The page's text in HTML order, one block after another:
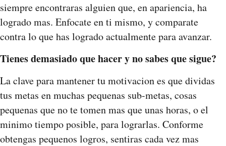
siempre encontraras alguien que, en apariencia, ha
logrado mas. Enfocate en ti mismo, y comparate
contra lo que has logrado actualmente para avanzar.
Tienes demasiado que hacer y no sabes que sigue?
La clave para mantener tu motivacion es que dividas
tus metas en muchas pequenas sub-metas, cosas
pequenas que no te tomen mas que unas horas, o el
minimo tiempo posible, para lograrlas. Conforme
obtengas pequenos logros, sentiras cada vez mas